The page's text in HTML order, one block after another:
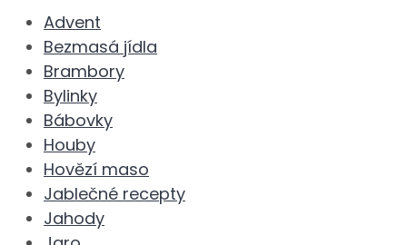
Advent
Bezmasá jídla
Brambory
Bylinky
Bábovky
Houby
Hovězí maso
Jablečné recepty
Jahody